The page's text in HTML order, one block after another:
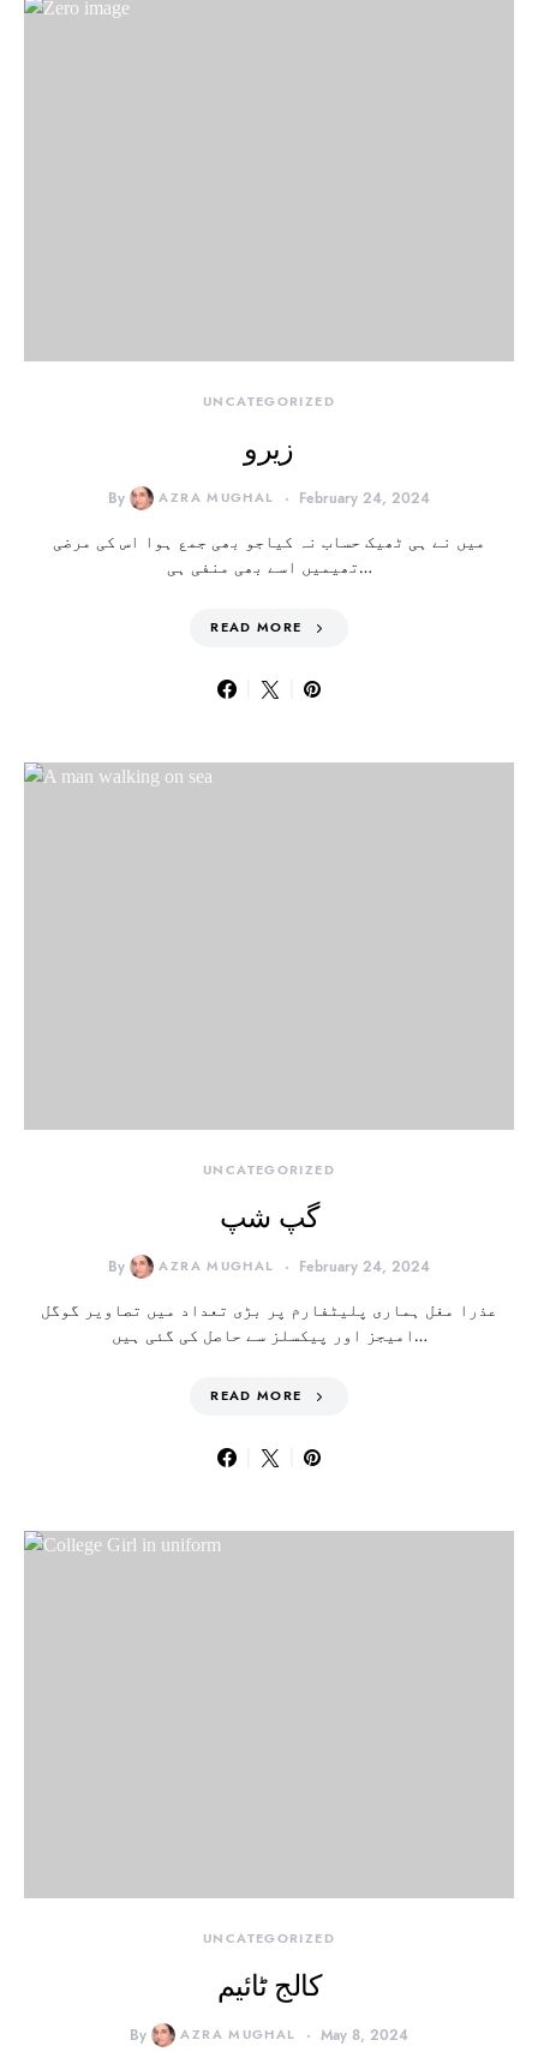
UNCATEGORIZED
زیرو
By AZRA MUGHAL February 24, 2024
میں نے ہی ٹھیک حساب نہ کیاجو بھی جمع ہوا اس کی مرضی
تھیمیں اسے بھی منفی ہی…
READ MORE
UNCATEGORIZED
گپ شپ
By AZRA MUGHAL February 24, 2024
عذرا مغل ہماری پلیٹفارم پر بڑی تعداد میں تصاویر گوگل
امیجز اور پیکسلز سے حاصل کی گئی ہیں…
READ MORE
UNCATEGORIZED
کالج ٹائیم
By AZRA MUGHAL May 8, 2024